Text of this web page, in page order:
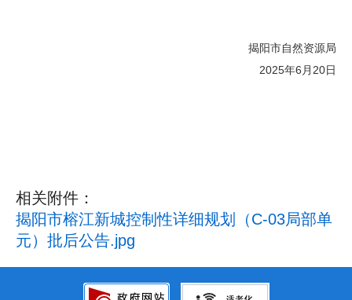
揭阳市自然资源局
2025年6月20日
相关附件：
揭阳市榕江新城控制性详细规划（C-03局部单
元）批后公告.jpg